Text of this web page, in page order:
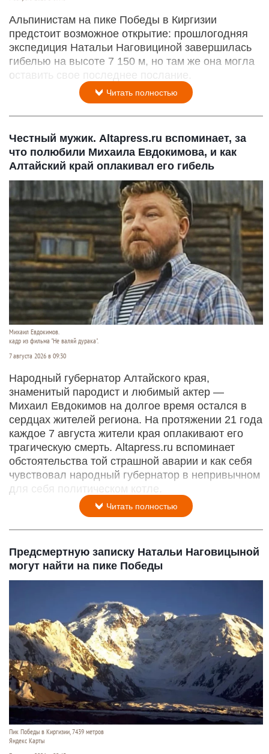
Альпинистам на пике Победы в Киргизии
предстоит возможное открытие: прошлогодняя
экспедиция Натальи Наговициной завершилась
гибелью на высоте 7 150 м, но там же она могла
оставить свое последнее послание.
Читать полностью
Честный мужик. Altapress.ru вспоминает, за
что полюбили Михаила Евдокимова, и как
Алтайский край оплакивал его гибель
Михаил Евдокимов.
кадр из фильма "Не валяй дурака".
7 августа 2026 в 09:30
Народный губернатор Алтайского края,
знаменитый пародист и любимый актер —
Михаил Евдокимов на долгое время остался в
сердцах жителей региона. На протяжении 21 года
каждое 7 августа жители края оплакивают его
трагическую смерть. Altapress.ru вспоминает
обстоятельства той страшной аварии и как себя
чувствовал народный губернатор в непривычном
для себя политическом котле.
Читать полностью
Предсмертную записку Натальи Наговицыной
могут найти на пике Победы
Пик Победы в Киргизии, 7439 метров
Яндекс Карты